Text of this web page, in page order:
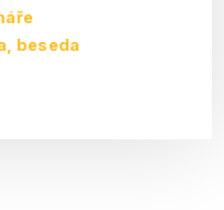
beseda